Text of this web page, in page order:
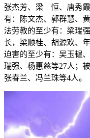
张杰芳、梁 恒、唐秀霞
有：陈文杰、郭群慧、
法劳教的至少有：梁瑞
长，梁顺桂、胡源欢、
迫害的至少有：吴玉韫
瑞强、杨惠慈等27人；
张春兰、冯兰珠等4人。